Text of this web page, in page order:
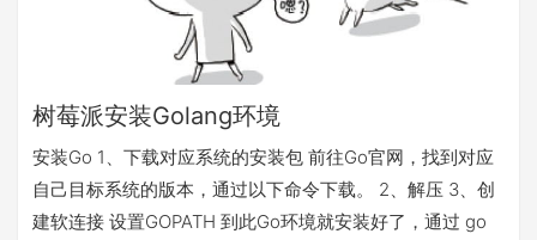
树莓派安装Golang环境
安装Go 1、下载对应系统的安装包 前往Go官网，找到对应
自己目标系统的版本，通过以下命令下载。 2、解压 3、创
建软连接 设置GOPATH 到此Go环境就安装好了，通过 go